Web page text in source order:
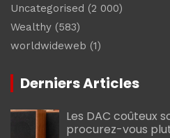
Uncategorised (2 000)
Wealthy (583)
worldwideweb (1)
Derniers Articles
Les DAC coûteux
procurez-vous